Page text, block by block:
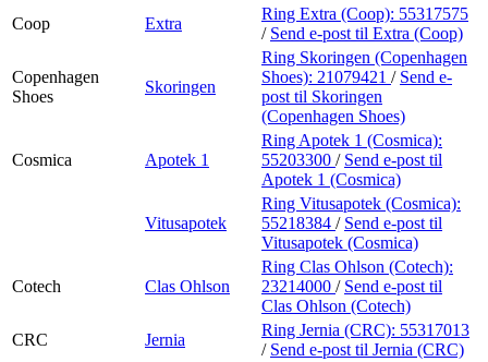
Coop
Extra
Ring Extra (Coop): 55317575
/ Send e-post til Extra (Coop)
Copenhagen
Shoes
Skoringen
Ring Skoringen (Copenhagen
Shoes): 21079421 / Send e-
post til Skoringen
(Copenhagen Shoes)
Cosmica Apotek 1
Ring Apotek 1 (Cosmica):
55203300 / Send e-post til
Apotek 1 (Cosmica)
Vitusapotek
Ring Vitusapotek (Cosmica):
55218384 / Send e-post til
Vitusapotek (Cosmica)
Cotech Clas Ohlson
Ring Clas Ohlson (Cotech):
23214000 / Send e-post til
Clas Ohlson (Cotech)
CRC
Jernia
Ring Jernia (CRC): 55317013
/ Send e-post til Jernia (CRC)